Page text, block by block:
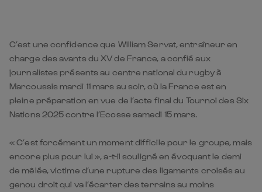
C’est une confidence que William Servat, entraîneur en
charge des avants du XV de France, a confié aux
journalistes présents au centre national du rugby à
Marcoussis mardi 11 mars au soir, où la France est en
pleine préparation en vue de l’acte final du Tournoi des Six
Nations 2025 contre l’Ecosse samedi 15 mars.
« C’est forcément un moment difficile pour le groupe, mais
encore plus pour lui », a-t-il souligné en évoquant le demi
de mêlée, victime d’une rupture des ligaments croisés au
genou droit qui va l’écarter des terrains au moins